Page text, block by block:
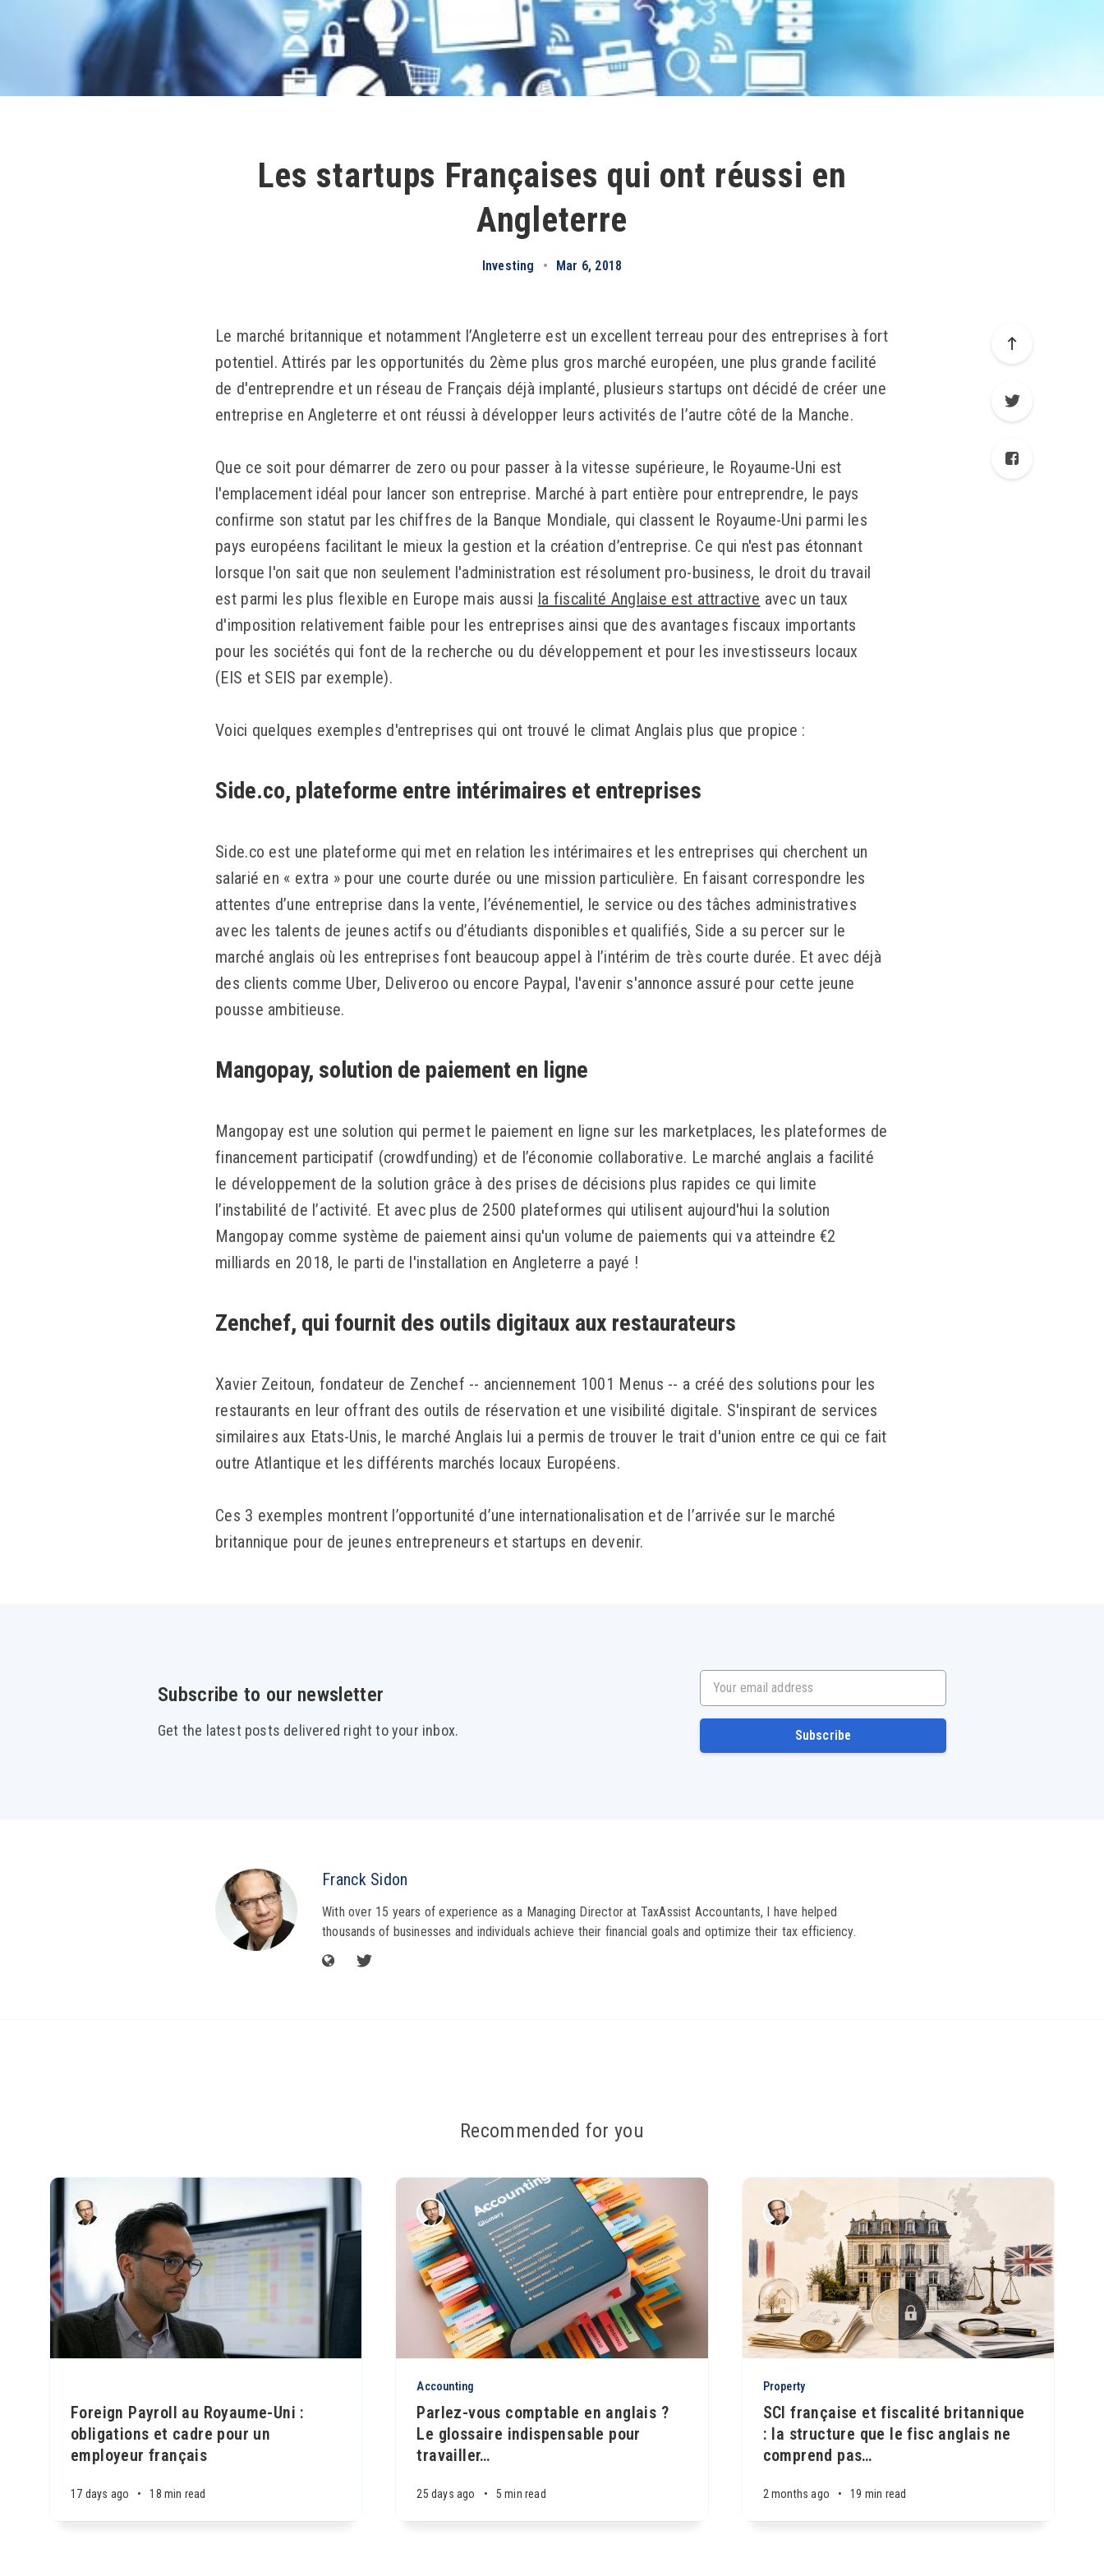
Les startups Françaises qui ont réussi en
Angleterre
Investing • Mar 6, 2018
Le marché britannique et notamment l’Angleterre est un excellent terreau pour des entreprises à fort
potentiel. Attirés par les opportunités du 2ème plus gros marché européen, une plus grande facilité
de d'entreprendre et un réseau de Français déjà implanté, plusieurs startups ont décidé de créer une
entreprise en Angleterre et ont réussi à développer leurs activités de l’autre côté de la Manche.
Que ce soit pour démarrer de zero ou pour passer à la vitesse supérieure, le Royaume-Uni est
l'emplacement idéal pour lancer son entreprise. Marché à part entière pour entreprendre, le pays
confirme son statut par les chiffres de la Banque Mondiale, qui classent le Royaume-Uni parmi les
pays européens facilitant le mieux la gestion et la création d’entreprise. Ce qui n'est pas étonnant
lorsque l'on sait que non seulement l'administration est résolument pro-business, le droit du travail
est parmi les plus flexible en Europe mais aussi la fiscalité Anglaise est attractive avec un taux
d'imposition relativement faible pour les entreprises ainsi que des avantages fiscaux importants
pour les sociétés qui font de la recherche ou du développement et pour les investisseurs locaux
(EIS et SEIS par exemple).
Voici quelques exemples d'entreprises qui ont trouvé le climat Anglais plus que propice :
Side.co, plateforme entre intérimaires et entreprises
Side.co est une plateforme qui met en relation les intérimaires et les entreprises qui cherchent un
salarié en « extra » pour une courte durée ou une mission particulière. En faisant correspondre les
attentes d’une entreprise dans la vente, l’événementiel, le service ou des tâches administratives
avec les talents de jeunes actifs ou d’étudiants disponibles et qualifiés, Side a su percer sur le
marché anglais où les entreprises font beaucoup appel à l’intérim de très courte durée. Et avec déjà
des clients comme Uber, Deliveroo ou encore Paypal, l'avenir s'annonce assuré pour cette jeune
pousse ambitieuse.
Mangopay, solution de paiement en ligne
Mangopay est une solution qui permet le paiement en ligne sur les marketplaces, les plateformes de
financement participatif (crowdfunding) et de l’économie collaborative. Le marché anglais a facilité
le développement de la solution grâce à des prises de décisions plus rapides ce qui limite
l’instabilité de l’activité. Et avec plus de 2500 plateformes qui utilisent aujourd'hui la solution
Mangopay comme système de paiement ainsi qu'un volume de paiements qui va atteindre €2
milliards en 2018, le parti de l'installation en Angleterre a payé !
Zenchef, qui fournit des outils digitaux aux restaurateurs
Xavier Zeitoun, fondateur de Zenchef -- anciennement 1001 Menus -- a créé des solutions pour les
restaurants en leur offrant des outils de réservation et une visibilité digitale. S'inspirant de services
similaires aux Etats-Unis, le marché Anglais lui a permis de trouver le trait d'union entre ce qui ce fait
outre Atlantique et les différents marchés locaux Européens.
Ces 3 exemples montrent l’opportunité d’une internationalisation et de l’arrivée sur le marché
britannique pour de jeunes entrepreneurs et startups en devenir.
Subscribe to our newsletter
Get the latest posts delivered right to your inbox.
Your email address
Subscribe
Franck Sidon
With over 15 years of experience as a Managing Director at TaxAssist Accountants, I have helped
thousands of businesses and individuals achieve their financial goals and optimize their tax efficiency.
Recommended for you
Foreign Payroll au Royaume-Uni :
obligations et cadre pour un
employeur français
17 days ago • 18 min read
Accounting
Parlez-vous comptable en anglais ?
Le glossaire indispensable pour
travailler…
25 days ago • 5 min read
Property
SCI française et fiscalité britannique
: la structure que le fisc anglais ne
comprend pas…
2 months ago • 19 min read